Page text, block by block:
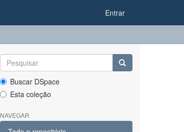
Entrar
Buscar DSpace
Esta coleção
NAVEGAR